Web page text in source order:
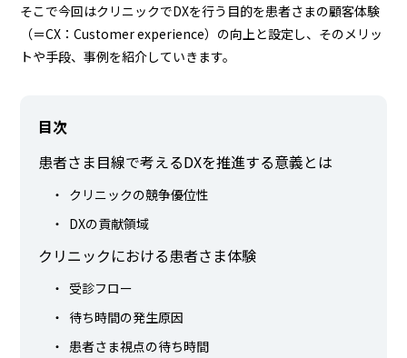
そこで今回はクリニックでDXを行う目的を患者さまの顧客体験
（＝CX：Customer experience）の向上と設定し、そのメリッ
トや手段、事例を紹介していきます。
目次
患者さま目線で考えるDXを推進する意義とは
クリニックの競争優位性
DXの貢献領域
クリニックにおける患者さま体験
受診フロー
待ち時間の発生原因
患者さま視点の待ち時間